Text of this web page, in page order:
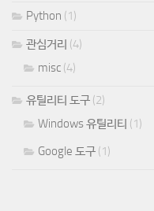
Python (1)
관심거리 (4)
misc (4)
유틸리티 도구 (2)
Windows 유틸리티 (1)
Google 도구 (1)